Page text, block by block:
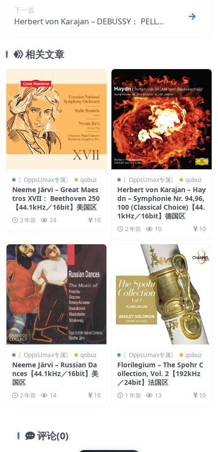
下一篇
Herbert von Karajan – DEBUSSY： PELLÉ
相关文章
〖OppsUmax专属〗 qobuz
Neeme Järvi – Great Maes
tros XVII： Beethoven 250
【44.1kHz／16bit】美国区
2 年前 24 10
〖OppsUmax专属〗 qobuz
Herbert von Karajan – Hay
dn – Symphonie Nr. 94,96,
100 (Classical Choice)【44.
1kHz／16bit】德国区
2 年前 10 10
〖OppsUmax专属〗 qobuz
Neeme Järvi – Russian Da
nces【44.1kHz／16bit】美
国区
2 年前 14 10
〖OppsUmax专属〗 qobuz
Florilegium – The Spohr C
ollection, Vol. 2【192kHz
／24bit】法国区
1 年前 13 10
评论(0)